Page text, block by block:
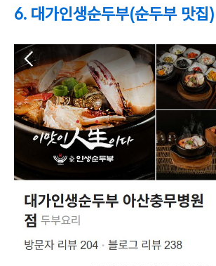
6. 대가인생순두부(순두부 맛집)